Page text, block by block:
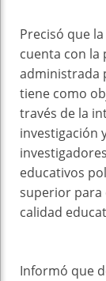
Precisó que
cuenta con la
administrada
tiene como
través de la
investigación
educativos
superior para
calidad
Informó que